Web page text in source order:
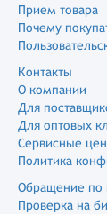
Прием товара
Почему
Контакты
О компании
Для
Для оптовых
Сервисные
Политика
Обращение по
Проверка на